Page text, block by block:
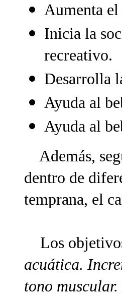
Aumenta
Inicia la
recreativo.
Desarrolla
Ayuda al
Ayuda al
Además,
dentro de
temprana, el
Los
acuática.
tono